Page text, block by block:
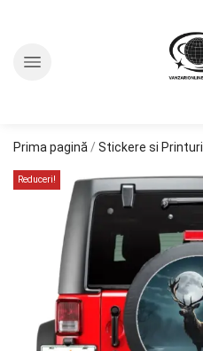
Prima pagină / Stickere si Printuri
Reduceri!